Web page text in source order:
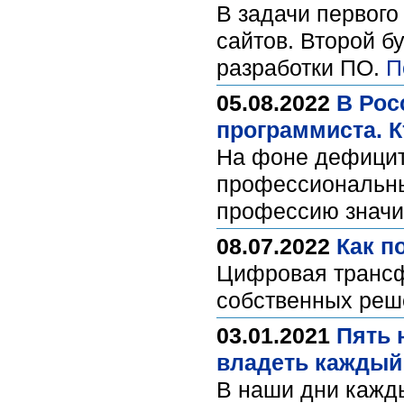
В задачи
сайтов. Второй
разработки ПО.
05.08.2022 В
программиста.
На фоне
профессию
08.07.2022 Как
Цифровая
собственных
03.01.2021 Пять
владеть каждый
В наши дни